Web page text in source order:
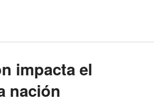
impacta el
nación